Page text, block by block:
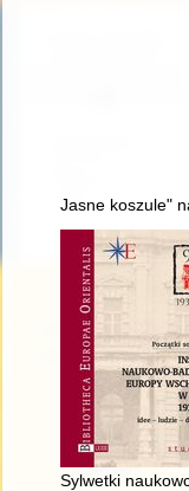
Jasne koszule"
Sylwetki